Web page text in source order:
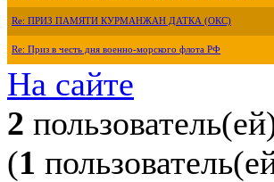
Re: ПРИЗ ПАМЯТИ КУРМАНЖАН ДАТКА (ОКС)
Re: Приз в честь дня военно-морского флота РФ
На сайте
2
(1